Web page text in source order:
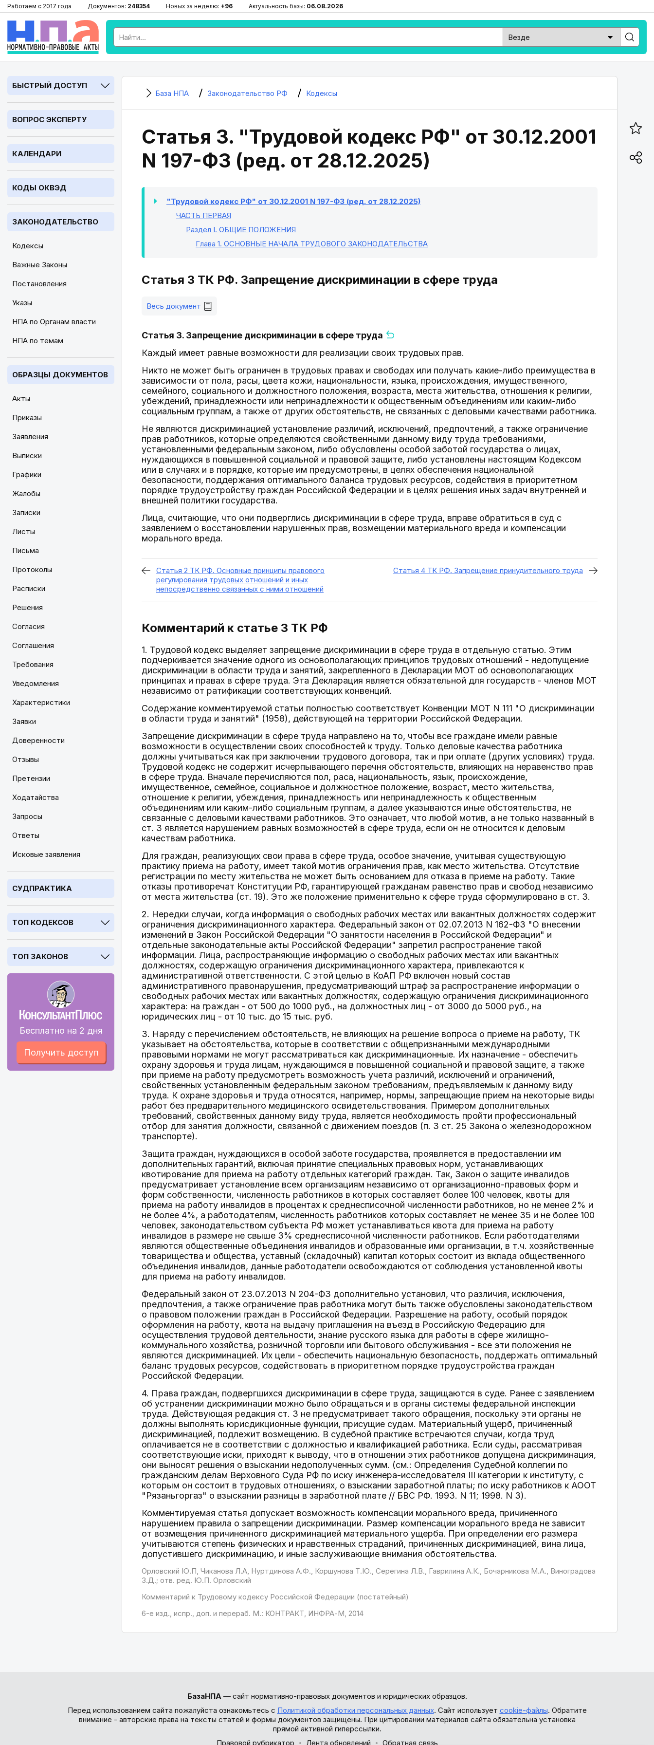
Работаем с 2017 года Документов: 248354 Новых за неделю: +96 Актуальность базы: 06.08.2026
БЫСТРЫЙ ДОСТУП
ВОПРОС ЭКСПЕРТУ
КАЛЕНДАРИ
КОДЫ ОКВЭД
ЗАКОНОДАТЕЛЬСТВО
Кодексы
Важные Законы
Постановления
Указы
НПА по Органам власти
НПА по темам
ОБРАЗЦЫ ДОКУМЕНТОВ
Акты
Приказы
Заявления
Выписки
Графики
Жалобы
Записки
Листы
Письма
Протоколы
Расписки
Решения
Согласия
Соглашения
Требования
Уведомления
Характеристики
Заявки
Доверенности
Отзывы
Претензии
Ходатайства
Запросы
Ответы
Исковые заявления
СУДПРАКТИКА
ТОП КОДЕКСОВ
ТОП ЗАКОНОВ
Бесплатно на 2 дня
Получить доступ
База НПА Законодательство РФ Кодексы
Статья 3. "Трудовой кодекс РФ" от 30.12.2001
N 197-ФЗ (ред. от 28.12.2025)
"Трудовой кодекс РФ" от 30.12.2001 N 197-ФЗ (ред. от 28.12.2025)
ЧАСТЬ ПЕРВАЯ
Раздел I. ОБЩИЕ ПОЛОЖЕНИЯ
Глава 1. ОСНОВНЫЕ НАЧАЛА ТРУДОВОГО ЗАКОНОДАТЕЛЬСТВА
Статья 3 ТК РФ. Запрещение дискриминации в сфере труда
Весь документ
Статья 3. Запрещение дискриминации в сфере труда
Каждый имеет равные возможности для реализации своих трудовых прав.
Никто не может быть ограничен в трудовых правах и свободах или получать какие-либо преимущества в
зависимости от пола, расы, цвета кожи, национальности, языка, происхождения, имущественного,
семейного, социального и должностного положения, возраста, места жительства, отношения к религии,
убеждений, принадлежности или непринадлежности к общественным объединениям или каким-либо
социальным группам, а также от других обстоятельств, не связанных с деловыми качествами работника.
Не являются дискриминацией установление различий, исключений, предпочтений, а также ограничение
прав работников, которые определяются свойственными данному виду труда требованиями,
установленными федеральным законом, либо обусловлены особой заботой государства о лицах,
нуждающихся в повышенной социальной и правовой защите, либо установлены настоящим Кодексом
или в случаях и в порядке, которые им предусмотрены, в целях обеспечения национальной
безопасности, поддержания оптимального баланса трудовых ресурсов, содействия в приоритетном
порядке трудоустройству граждан Российской Федерации и в целях решения иных задач внутренней и
внешней политики государства.
Лица, считающие, что они подверглись дискриминации в сфере труда, вправе обратиться в суд с
заявлением о восстановлении нарушенных прав, возмещении материального вреда и компенсации
морального вреда.
Статья 2 ТК РФ. Основные принципы правового
регулирования трудовых отношений и иных
непосредственно связанных с ними отношений
Статья 4 ТК РФ. Запрещение принудительного труда
Комментарий к статье 3 ТК РФ
1. Трудовой кодекс выделяет запрещение дискриминации в сфере труда в отдельную статью. Этим
подчеркивается значение одного из основополагающих принципов трудовых отношений - недопущение
дискриминации в области труда и занятий, закрепленного в Декларации МОТ об основополагающих
принципах и правах в сфере труда. Эта Декларация является обязательной для государств - членов МОТ
независимо от ратификации соответствующих конвенций.
Содержание комментируемой статьи полностью соответствует Конвенции МОТ N 111 "О дискриминации
в области труда и занятий" (1958), действующей на территории Российской Федерации.
Запрещение дискриминации в сфере труда направлено на то, чтобы все граждане имели равные
возможности в осуществлении своих способностей к труду. Только деловые качества работника
должны учитываться как при заключении трудового договора, так и при оплате (других условиях) труда.
Трудовой кодекс не содержит исчерпывающего перечня обстоятельств, влияющих на неравенство прав
в сфере труда. Вначале перечисляются пол, раса, национальность, язык, происхождение,
имущественное, семейное, социальное и должностное положение, возраст, место жительства,
отношение к религии, убеждения, принадлежность или непринадлежность к общественным
объединениям или каким-либо социальным группам, а далее указываются иные обстоятельства, не
связанные с деловыми качествами работников. Это означает, что любой мотив, а не только названный в
ст. 3 является нарушением равных возможностей в сфере труда, если он не относится к деловым
качествам работника.
Для граждан, реализующих свои права в сфере труда, особое значение, учитывая существующую
практику приема на работу, имеет такой мотив ограничения прав, как место жительства. Отсутствие
регистрации по месту жительства не может быть основанием для отказа в приеме на работу. Такие
отказы противоречат Конституции РФ, гарантирующей гражданам равенство прав и свобод независимо
от места жительства (ст. 19). Это же положение применительно к сфере труда сформулировано в ст. 3.
2. Нередки случаи, когда информация о свободных рабочих местах или вакантных должностях содержит
ограничения дискриминационного характера. Федеральный закон от 02.07.2013 N 162-ФЗ "О внесении
изменений в Закон Российской Федерации "О занятости населения в Российской Федерации" и
отдельные законодательные акты Российской Федерации" запретил распространение такой
информации. Лица, распространяющие информацию о свободных рабочих местах или вакантных
должностях, содержащую ограничения дискриминационного характера, привлекаются к
административной ответственности. С этой целью в КоАП РФ включен новый состав
административного правонарушения, предусматривающий штраф за распространение информации о
свободных рабочих местах или вакантных должностях, содержащую ограничения дискриминационного
характера: на граждан - от 500 до 1000 руб., на должностных лиц - от 3000 до 5000 руб., на
юридических лиц - от 10 тыс. до 15 тыс. руб.
3. Наряду с перечислением обстоятельств, не влияющих на решение вопроса о приеме на работу, ТК
указывает на обстоятельства, которые в соответствии с общепризнанными международными
правовыми нормами не могут рассматриваться как дискриминационные. Их назначение - обеспечить
охрану здоровья и труда лицам, нуждающимся в повышенной социальной и правовой защите, а также
при приеме на работу предусмотреть возможность учета различий, исключений и ограничений,
свойственных установленным федеральным законом требованиям, предъявляемым к данному виду
труда. К охране здоровья и труда относятся, например, нормы, запрещающие прием на некоторые виды
работ без предварительного медицинского освидетельствования. Примером дополнительных
требований, свойственных данному виду труда, является необходимость пройти профессиональный
отбор для занятия должности, связанной с движением поездов (п. 3 ст. 25 Закона о железнодорожном
транспорте).
Защита граждан, нуждающихся в особой заботе государства, проявляется в предоставлении им
дополнительных гарантий, включая принятие специальных правовых норм, устанавливающих
квотирование для приема на работу отдельных категорий граждан. Так, Закон о защите инвалидов
предусматривает установление всем организациям независимо от организационно-правовых форм и
форм собственности, численность работников в которых составляет более 100 человек, квоты для
приема на работу инвалидов в процентах к среднесписочной численности работников, но не менее 2% и
не более 4%, а работодателям, численность работников которых составляет не менее 35 и не более 100
человек, законодательством субъекта РФ может устанавливаться квота для приема на работу
инвалидов в размере не свыше 3% среднесписочной численности работников. Если работодателями
являются общественные объединения инвалидов и образованные ими организации, в т.ч. хозяйственные
товарищества и общества, уставный (складочный) капитал которых состоит из вклада общественного
объединения инвалидов, данные работодатели освобождаются от соблюдения установленной квоты
для приема на работу инвалидов.
Федеральный закон от 23.07.2013 N 204-ФЗ дополнительно установил, что различия, исключения,
предпочтения, а также ограничение прав работника могут быть также обусловлены законодательством
о правовом положении граждан в Российской Федерации. Разрешение на работу, особый порядок
оформления на работу, квота на выдачу приглашения на въезд в Российскую Федерацию для
осуществления трудовой деятельности, знание русского языка для работы в сфере жилищно-
коммунального хозяйства, розничной торговли или бытового обслуживания - все эти положения не
являются дискриминацией. Их цели - обеспечить национальную безопасность, поддержать оптимальный
баланс трудовых ресурсов, содействовать в приоритетном порядке трудоустройства граждан
Российской Федерации.
4. Права граждан, подвергшихся дискриминации в сфере труда, защищаются в суде. Ранее с заявлением
об устранении дискриминации можно было обращаться и в органы системы федеральной инспекции
труда. Действующая редакция ст. 3 не предусматривает такого обращения, поскольку эти органы не
должны выполнять юрисдикционные функции, присущие судам. Материальный ущерб, причиненный
дискриминацией, подлежит возмещению. В судебной практике встречаются случаи, когда труд
оплачивается не в соответствии с должностью и квалификацией работника. Если суды, рассматривая
соответствующие иски, приходят к выводу, что в отношении этих работников допущена дискриминация,
они выносят решения о взыскании недополученных сумм. (см.: Определения Судебной коллегии по
гражданским делам Верховного Суда РФ по иску инженера-исследователя III категории к институту, с
которым он состоит в трудовых отношениях, о взыскании заработной платы; по иску работников к АООТ
"Рязаньгоргаз" о взыскании разницы в заработной плате // БВС РФ. 1993. N 11; 1998. N 3).
Комментируемая статья допускает возможность компенсации морального вреда, причиненного
нарушением правила о запрещении дискриминации. Размер компенсации морального вреда не зависит
от возмещения причиненного дискриминацией материального ущерба. При определении его размера
учитываются степень физических и нравственных страданий, причиненных дискриминацией, вина лица,
допустившего дискриминацию, и иные заслуживающие внимания обстоятельства.
Орловский Ю.П, Чиканова Л.А, Нуртдинова А.Ф., Коршунова Т.Ю., Серегина Л.В., Гаврилина А.К., Бочарникова М.А., Виноградова
З.Д.; отв. ред. Ю.П. Орловский
Комментарий к Трудовому кодексу Российской Федерации (постатейный)
6-е изд., испр., доп. и перераб. М.: КОНТРАКТ, ИНФРА-М, 2014
БазаНПА— сайт нормативно-правовых документов и юридических образцов.
Перед использованием сайта пожалуйста ознакомьтесь с Политикой обработки персональных данных. Сайт использует cookie-файлы. Обратите
внимание - авторские права на тексты статей и формы документов защищены. При цитировании материалов сайта обязательна установка
прямой активной гиперссылки.
Правовой рубрикатор
Лента обновлений Обратная связь